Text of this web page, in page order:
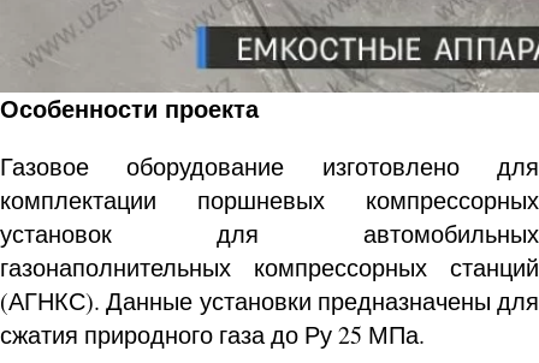
Особенности проекта
Газовое оборудование изготовлено для
комплектации поршневых компрессорных
установок для автомобильных
газонаполнительных компрессорных станций
(АГНКС). Данные установки предназначены для
сжатия природного газа до Ру 25 МПа.